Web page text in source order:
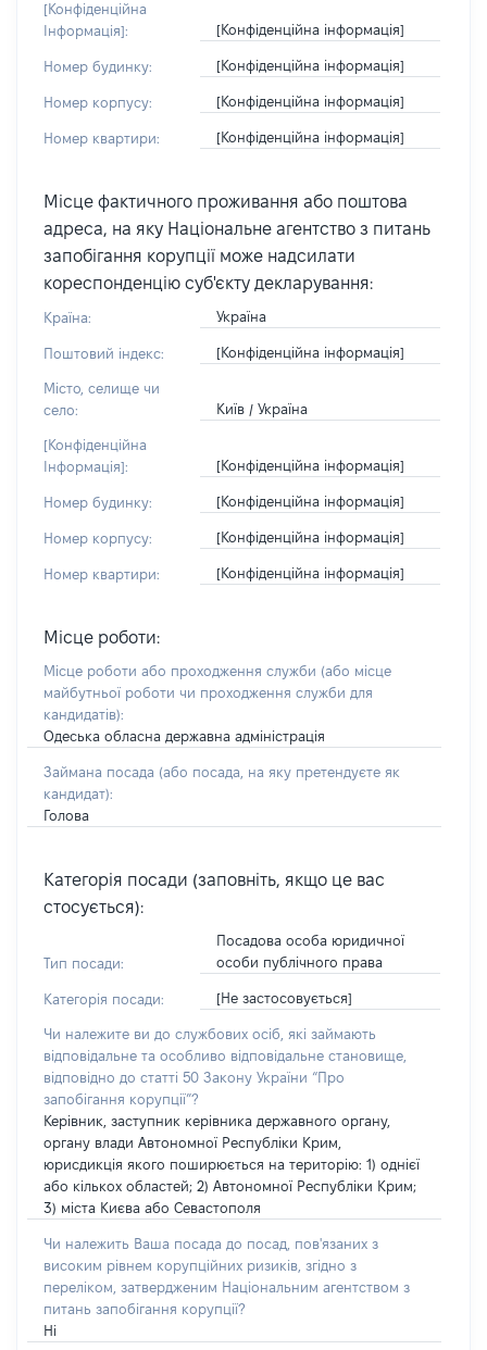
[Конфіденційна
Інформація]:
[Конфіденційна інформація]
Номер будинку: [Конфіденційна інформація]
Номер корпусу: [Конфіденційна інформація]
Номер квартири: [Конфіденційна інформація]
Місце фактичного проживання або поштова
адреса, на яку Національне агентство з питань
запобігання корупції може надсилати
кореспонденцію суб'єкту декларування:
Країна: Україна
Поштовий індекс: [Конфіденційна інформація]
Місто, селище чи
село:
Київ / Україна
[Конфіденційна
Інформація]:
[Конфіденційна інформація]
Номер будинку: [Конфіденційна інформація]
Номер корпусу: [Конфіденційна інформація]
Номер квартири: [Конфіденційна інформація]
Місце роботи:
Місце роботи або проходження служби (або місце
майбутньої роботи чи проходження служби для
кандидатів):
Одеська обласна державна адміністрація
Займана посада (або посада, на яку претендуєте як
кандидат):
Голова
Категорія посади (заповніть, якщо це вас
стосується):
Тип посади:
Посадова особа юридичної
особи публічного права
Категорія посади: [Не застосовується]
Чи належите ви до службових осіб, які займають
відповідальне та особливо відповідальне становище,
відповідно до статті 50 Закону України “Про
запобігання корупції”?
Керівник, заступник керівника державного органу,
органу влади Автономної Республіки Крим,
юрисдикція якого поширюється на територію: 1) однієї
або кількох областей; 2) Автономної Республіки Крим;
3) міста Києва або Севастополя
Чи належить Ваша посада до посад, пов'язаних з
високим рівнем корупційних ризиків, згідно з
переліком, затвердженим Національним агентством з
питань запобігання корупції?
Ні